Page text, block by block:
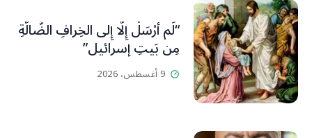
“لَم أُرْسَلْ إِلَّا إِلى الخِرافِ الضَّالَّةِ
مِن بَيتِ إسرائيل”
9 أغسطس، 2026